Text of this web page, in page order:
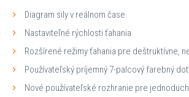
Diagram sily v reálnom čase
Nastaviteľné rýchlosti ťahania
Rozšírené režimy ťahania pre deštruktívne,
Používateľský príjemný 7-palcový farebný
Nové používateľské rozhranie pre